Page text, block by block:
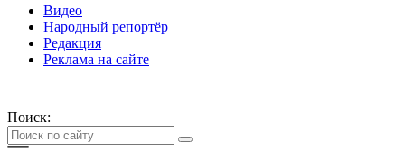
Видео
Народный репортёр
Редакция
Реклама на сайте
Поиск: